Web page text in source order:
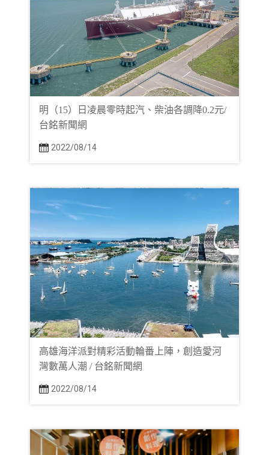
明（15）日凌晨零時起汽、柴油各調降0.2元/
台銘新聞網
2022/08/14
高雄海洋派對精彩活動輪番上陣，創造愛河
灣數萬人潮 / 台銘新聞網
2022/08/14